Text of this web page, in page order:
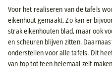
Voor het realiseren van de tafels
eikenhout gemaakt. Zo kan er
strak eikenhouten blad, maar ook
en scheuren blijven zitten.
onderstellen voor alle tafels. Dit
van top tot teen helemaal zelf